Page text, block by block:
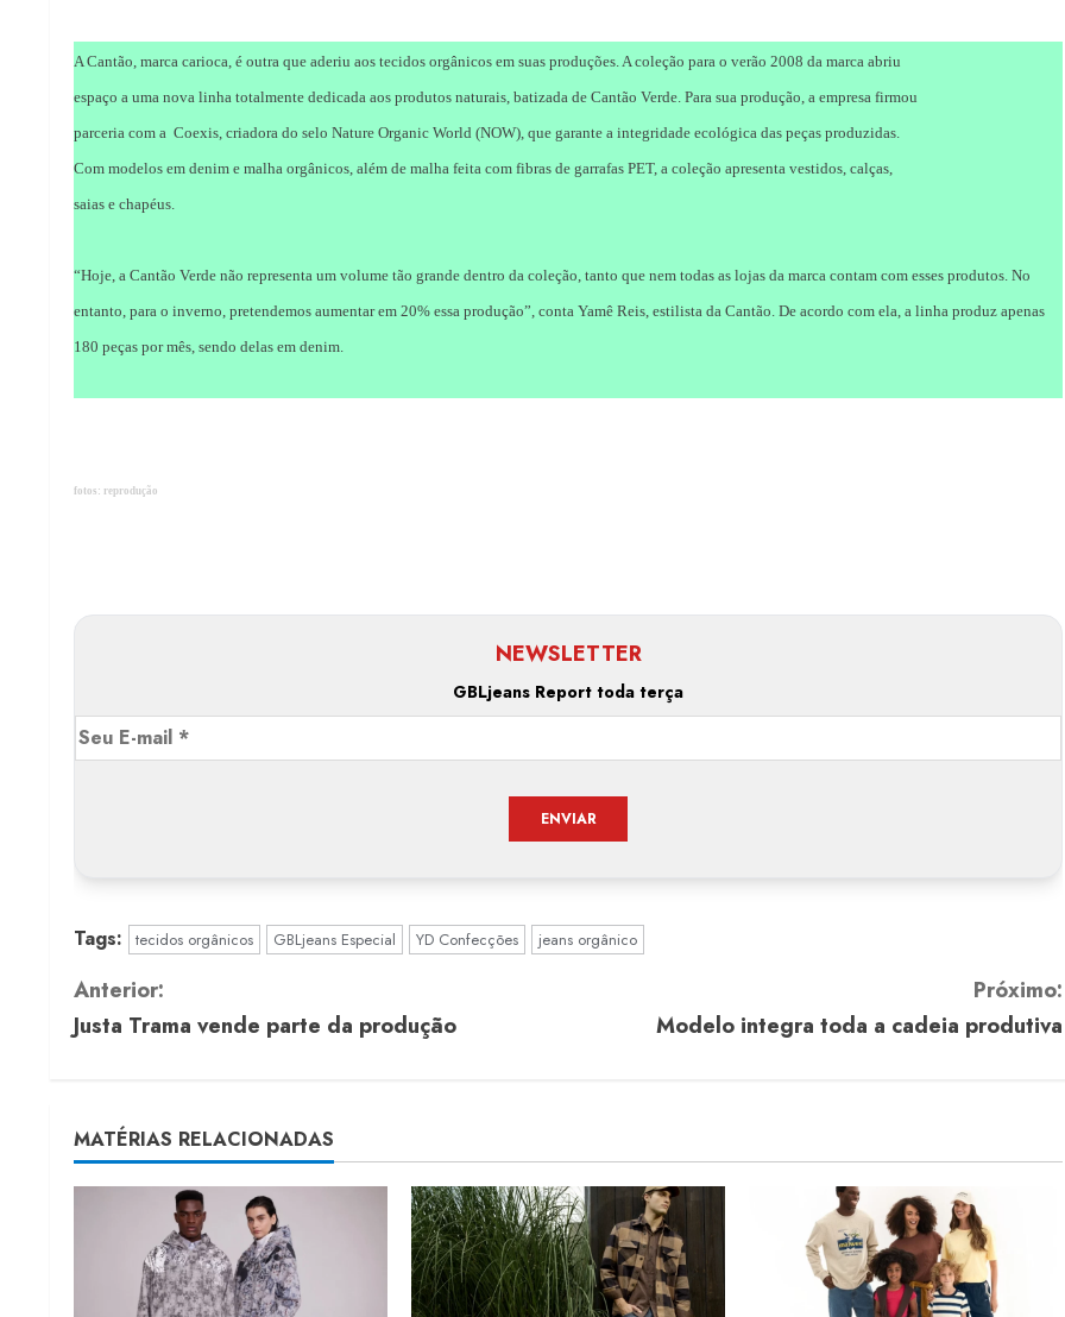
A Cantão, marca carioca, é outra que aderiu aos tecidos orgânicos em suas produções. A coleção para o verão 2008 da marca abriu
espaço a uma nova linha totalmente dedicada aos produtos naturais, batizada de Cantão Verde. Para sua produção, a empresa firmou
parceria com a Coexis, criadora do selo Nature Organic World (NOW), que garante a integridade ecológica das peças produzidas.
Com modelos em denim e malha orgânicos, além de malha feita com fibras de garrafas PET, a coleção apresenta vestidos, calças,
saias e chapéus.
“Hoje, a Cantão Verde não representa um volume tão grande dentro da coleção, tanto que nem todas as lojas da marca contam com esses produtos. No
entanto, para o inverno, pretendemos aumentar em 20% essa produção”, conta Yamê Reis, estilista da Cantão. De acordo com ela, a linha produz apenas
180 peças por mês, sendo delas em denim.
fotos: reprodução
NEWSLETTER
GBLjeans Report toda terça
Tags: tecidos orgânicos GBLjeans Especial YD Confecções jeans orgânico
C
o
t
i
Anterior:
Justa Trama vende parte da produção
Próximo:
Modelo integra toda a cadeia produtiva
MATÉRIAS RELACIONADAS